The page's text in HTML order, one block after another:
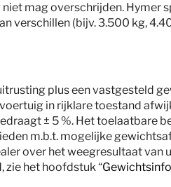
mag overschrijden. Hymer
verschillen (bijv. 3.500 kg,
plus een vastgesteld
in rijklare toestand
± 5 %. Het toelaatbare
m.b.t. mogelijke
over het weegresultaat van
zie het hoofdstuk “